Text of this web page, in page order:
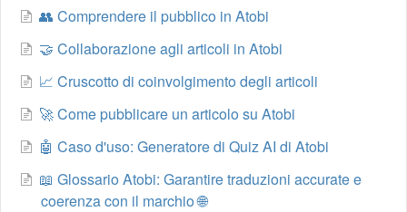
👥 Comprendere il pubblico in Atobi
🤝 Collaborazione agli articoli in Atobi
📈 Cruscotto di coinvolgimento degli articoli
🚀 Come pubblicare un articolo su Atobi
🤖 Caso d'uso: Generatore di Quiz AI di Atobi
📖 Glossario Atobi: Garantire traduzioni accurate e
coerenza con il marchio 🌐